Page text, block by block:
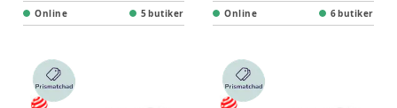
Online 5 butiker Online 6 butiker